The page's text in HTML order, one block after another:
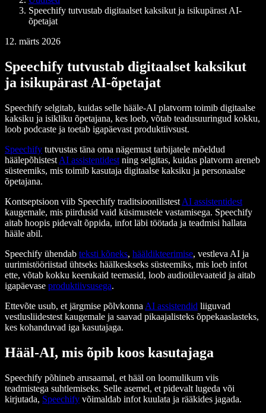
Speechify tutvustab digitaalset kaksikut ja isikupärast AI-
õpetajat
12. märts 2026
Speechify tutvustab digitaalset kaksikut
ja isikupärast AI-õpetajat
Speechify selgitab, kuidas selle hääle-AI platvorm toimib digitaalse
kaksiku ja isikliku õpetajana, kes loeb, võtab teadusuuringud kokku,
loob podcaste ja toetab igapäevast produktiivsust.
Speechify tutvustas täna oma nägemust tarbijatele mõeldud
häälepõhistest AI assistentidest ning selgitas, kuidas platvorm areneb
süsteemiks, mis toimib kasutaja digitaalse kaksiku ja personaalse
õpetajana.
Kontseptsioon viib Speechify traditsioonilistest AI assistentidest
kaugemale, mis piirdusid vaid küsimustele vastamisega. Speechify
aitab hoopis pidevalt õppida, infot läbi töötada ja teadmisi hallata
hääle abil.
Speechify ühendab teksti kõneks, hääldikteerimise, vestleva AI ja
uurimistööriistad ühtseks häälkeskseks süsteemiks, mis loeb infot
ette, võtab kokku keerukaid teemasid, loob audioülevaateid ja aitab
igapäevase produktiivsusega.
Ettevõte usub, et järgmise põlvkonna AI assistendid liiguvad
vestlusliidestest kaugemale ja saavad pikaajalisteks õppekaaslasteks,
kes kohanduvad iga kasutajaga.
Hääl-AI, mis õpib koos kasutajaga
Speechify põhineb arusaamal, et hääl on loomulikum viis
teadmistega suhtlemiseks. Selle asemel, et pidevalt lugeda või
kirjutada, Speechify võimaldab infot kuulata ja rääkides jagada.